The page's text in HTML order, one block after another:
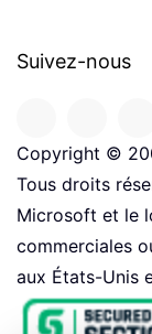
Suivez-nous
Copyright ©
Tous droits
Microsoft et le
commerciales
aux États-Unis